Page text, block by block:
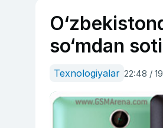
so‘mdan
Texnologiyalar 22:48 /